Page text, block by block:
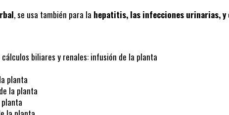
, se usa también para la hepatitis, las infecciones urinarias,
biliares y renales: infusión de la planta
planta
la planta